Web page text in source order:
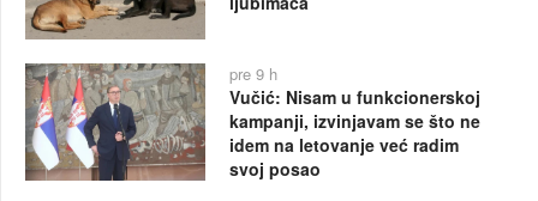
pre 9 h
Vučić: Nisam u funkcionerskoj
kampanji, izvinjavam se što ne
idem na letovanje već radim
svoj posao